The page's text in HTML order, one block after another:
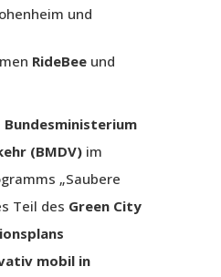
und
RideBeeund
Bundesministerium
(BMDV)im
„Saubere
Teil des Green City
mobil in